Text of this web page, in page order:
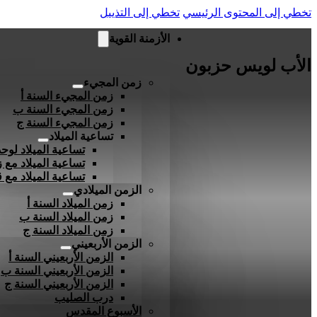
تخطي إلى المحتوى الرئيسي تخطي إلى التذييل
الأزمنة القوية
زمن المجيء
زمن المجيء السنة أ
زمن المجيء السنة ب
زمن المجيء السنة ج
تساعية الميلاد
تساعية الميلاد
تساعية الميلاد مع
تساعية الميلاد
الزمن الميلادي
زمن الميلاد السنة أ
زمن الميلاد السنة ب
زمن الميلاد السنة ج
الزمن الأربعيني
الزمن الأربعيني السنة أ
الزمن الأربعيني السنة ب
الزمن الأربعيني السنة ج
درب الصليب
الأسبوع المقدس
الأب لويس حزبون